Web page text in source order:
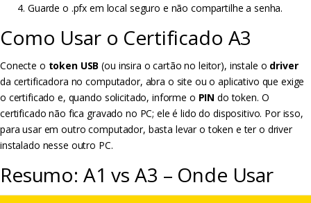
Guarde o .pfx em local seguro e não compartilhe a senha.
Como Usar o Certificado A3
Conecte o token USB (ou insira o cartão no leitor), instale o driver
da certificadora no computador, abra o site ou o aplicativo que exige
o certificado e, quando solicitado, informe o PIN do token. O
certificado não fica gravado no PC; ele é lido do dispositivo. Por isso,
para usar em outro computador, basta levar o token e ter o driver
instalado nesse outro PC.
Resumo: A1 vs A3 – Onde Usar